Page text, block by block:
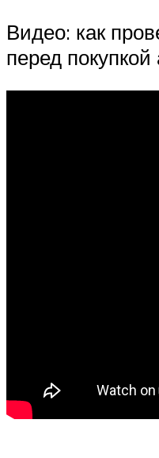
Видео: как
перед